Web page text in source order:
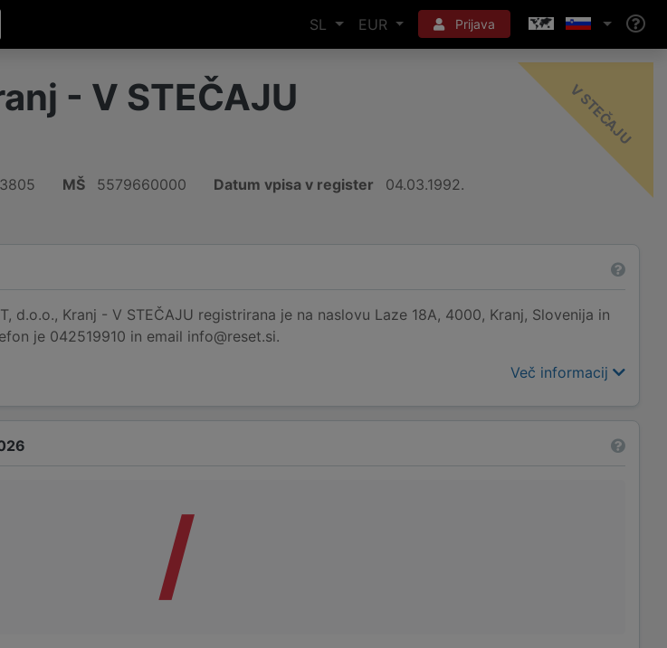
SL EUR Prijava
- V STEČAJU -
U
MŠ 5579660000 Datum vpisa v register 04.03.1992.
d.o.o., Kranj - V STEČAJU registrirana je na naslovu Laze 18A, 4000, Kranj, Slovenija in
je 042519910 in email info@reset.si.
Več informacij
/